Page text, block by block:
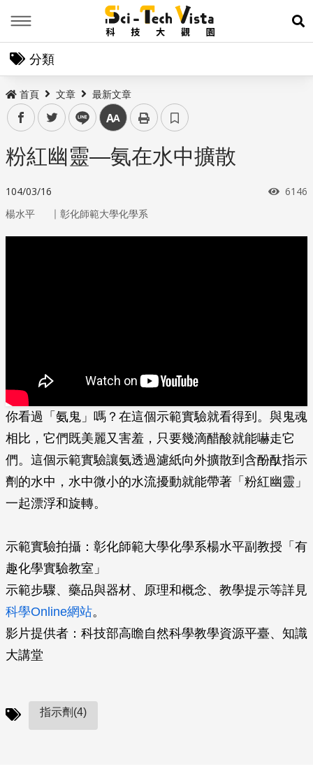
展
分類
首頁 文章 最新文章
facebooktwitter line 中
粉紅幽靈—氨在水中擴散
104/03/16 瀏覽
6146
楊水平 ｜ 彰化師範大學化學系
你看過「氨鬼」嗎？在這個示範實驗就看得到。與鬼魂
相比，它們既美麗又害羞，只要幾滴­醋酸就能嚇走它
們。這個示範實驗讓氨透過濾紙向外擴散到含酚酞指示
劑的水中，水中微小­的水流擾動就能帶著「粉紅幽靈」
一起漂浮和旋轉。
示範實驗拍攝：彰化師範大學化學系楊水平副教授「有
趣化學實驗教室」
示範步驟、藥品與器材、原理和概念、教學提示等詳見
科學Online網站。
影片提供者：科技部高瞻自然科學教學資源平臺、知識
大講堂
指示劑(4)